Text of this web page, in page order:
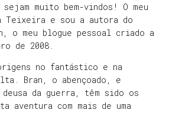
muito bem-vindos! O meu
Teixeira e sou a autora do
o meu blogue pessoal criado a
de 2008.
no fantástico e na
Bran, o abençoado, e
da guerra, têm sido os
aventura com mais de uma